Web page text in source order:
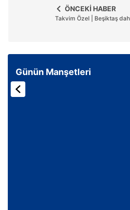
ÖNCEKİ HABER
Takvim Özel | Beşiktaş
Günün Manşetleri